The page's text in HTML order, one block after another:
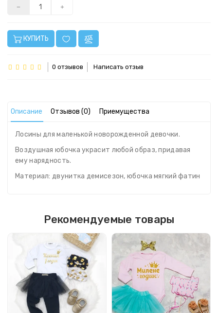
КУПИТЬ
0 отзывов Написать отзыв
Описание Отзывов (0) Приемущества
Лосины для маленькой новорожденной девочки.
Воздушная юбочка украсит любой образ, придавая
ему нарядность.
Материал: двунитка демисезон, юбочка мягкий фатин
Рекомендуемые товары